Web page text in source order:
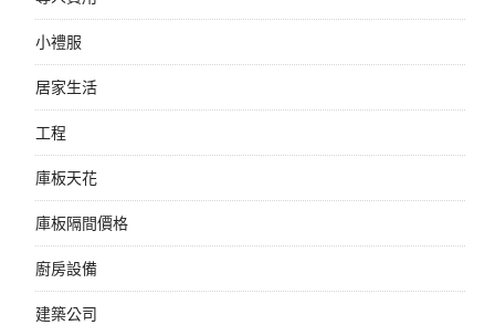
小禮服
居家生活
工程
庫板天花
庫板隔間價格
廚房設備
建築公司